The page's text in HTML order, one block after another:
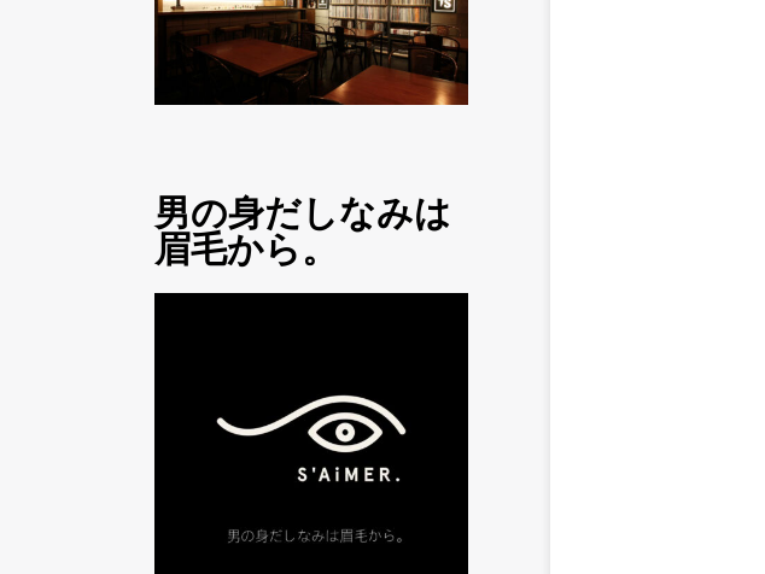
男の身だしなみは
眉毛から。